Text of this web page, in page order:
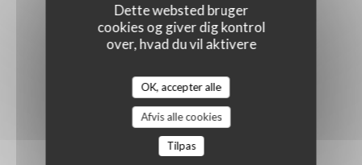
Dette websted bruger
cookies og giver dig kontrol
over, hvad du vil aktivere
OK, accepter alle
Afvis alle cookies
Tilpas